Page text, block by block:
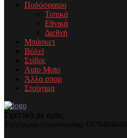
Ποδόσφαιρο
Τοπικά
Εθνικά
Διεθνή
Μπάσκετ
Βόλεϊ
Στίβος
Auto Moto
Άλλα σπορ
Στοίχημα
Σχετικά με εμάς
Τηλέφωνo επικοινωνίας: 6976404646